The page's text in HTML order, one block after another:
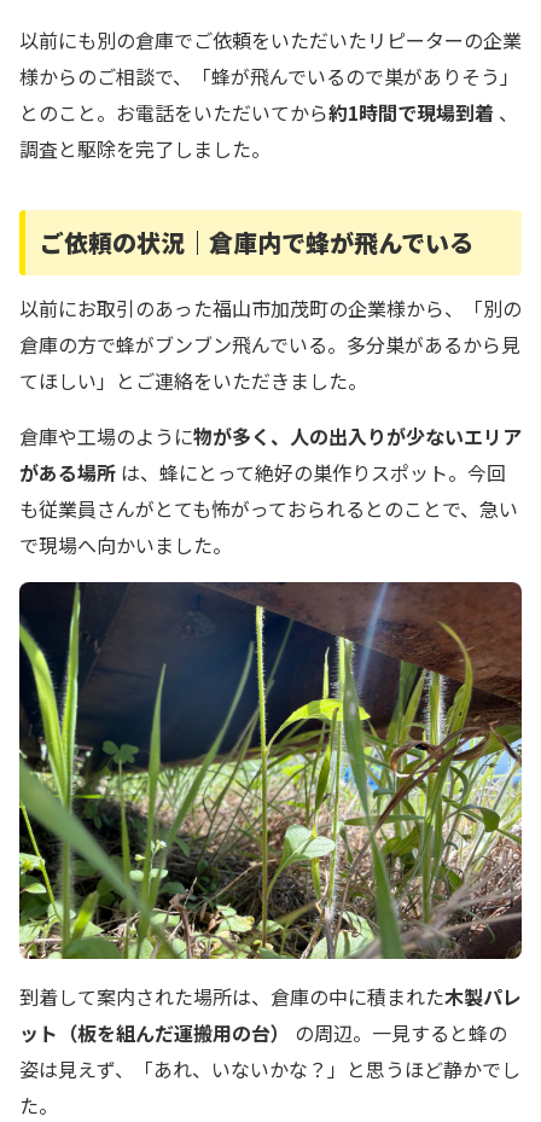
以前にも別の倉庫でご依頼をいただいたリピーターの企業
様からのご相談で、「蜂が飛んでいるので巣がありそう」
とのこと。お電話をいただいてから約1時間で現場到着 、
調査と駆除を完了しました。
ご依頼の状況｜倉庫内で蜂が飛んでいる
以前にお取引のあった福山市加茂町の企業様から、「別の
倉庫の方で蜂がブンブン飛んでいる。多分巣があるから見
てほしい」とご連絡をいただきました。
倉庫や工場のように物が多く、人の出入りが少ないエリア
がある場所 は、蜂にとって絶好の巣作りスポット。今回
も従業員さんがとても怖がっておられるとのことで、急い
で現場へ向かいました。
到着して案内された場所は、倉庫の中に積まれた木製パレ
ット（板を組んだ運搬用の台）
の周辺。一見すると蜂の
姿は見えず、「あれ、いないかな？」と思うほど静かでし
た。